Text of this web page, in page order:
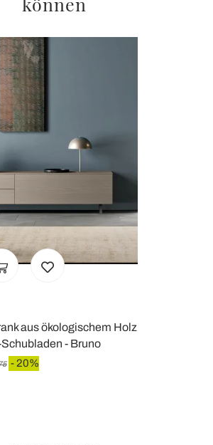
aus ökologischem Holz
- Bruno
- 20%